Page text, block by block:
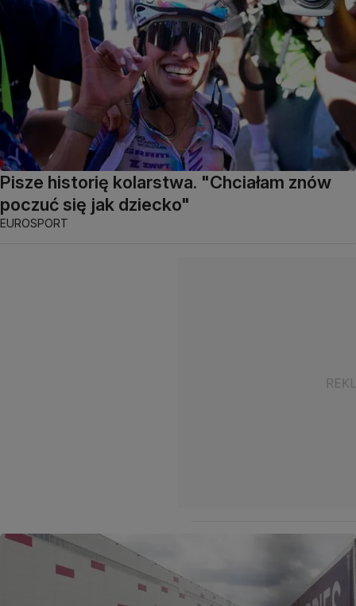
Pisze historię kolarstwa. "Chciałam znów
poczuć się jak dziecko"
EUROSPORT